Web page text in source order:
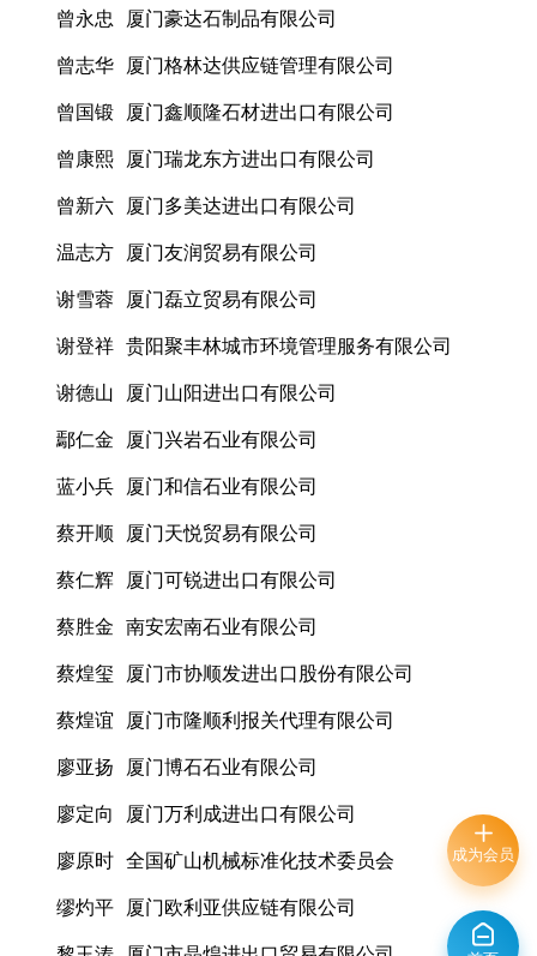
曾永忠 厦门豪达石制品有限公司
曾志华 厦门格林达供应链管理有限公司
曾国锻 厦门鑫顺隆石材进出口有限公司
曾康熙 厦门瑞龙东方进出口有限公司
曾新六 厦门多美达进出口有限公司
温志方 厦门友润贸易有限公司
谢雪蓉 厦门磊立贸易有限公司
谢登祥 贵阳聚丰林城市环境管理服务有限公司
谢德山 厦门山阳进出口有限公司
鄢仁金 厦门兴岩石业有限公司
蓝小兵 厦门和信石业有限公司
蔡开顺 厦门天悦贸易有限公司
蔡仁辉 厦门可锐进出口有限公司
蔡胜金 南安宏南石业有限公司
蔡煌玺 厦门市协顺发进出口股份有限公司
蔡煌谊 厦门市隆顺利报关代理有限公司
廖亚扬 厦门博石石业有限公司
廖定向 厦门万利成进出口有限公司
廖原时 全国矿山机械标准化技术委员会
缪灼平 厦门欧利亚供应链有限公司
成为会员